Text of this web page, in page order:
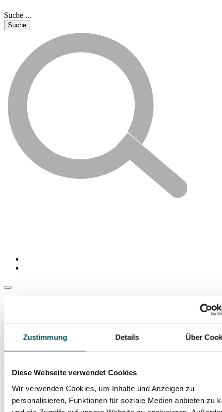
Zustimmung Details Über
Diese Webseite verwendet Cookies
Wir verwenden Cookies, um Inhalte und Anzeigen zu
personalisieren, Funktionen für soziale Medien anbieten zu
Suche ...
Leidenschaften
Herrenchiemsee Festspiele 2025
Bach: Doppelkonzert für zwei Violinen d-moll BWV 1043
Chausson: „Poème“ für Violine und Orchester Es-Dur op. 25